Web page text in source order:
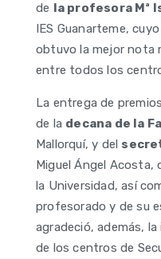
de
la profesora Mª
IES Guanarteme,
obtuvo la mejor nota
entre todos los
La entrega de
de la decana de la
Mallorquí, y del
Miguel Ángel Acosta,
la Universidad, así
profesorado y de su
agradeció, además,
de los centros de